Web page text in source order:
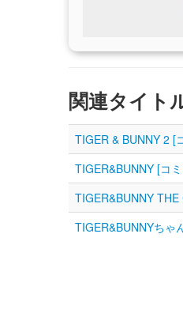
関連タイト
TIGER & BUNNY 2 [
TIGER&BUNNY [コ
TIGER&BUNNY
TIGER&BUNNYちゃ